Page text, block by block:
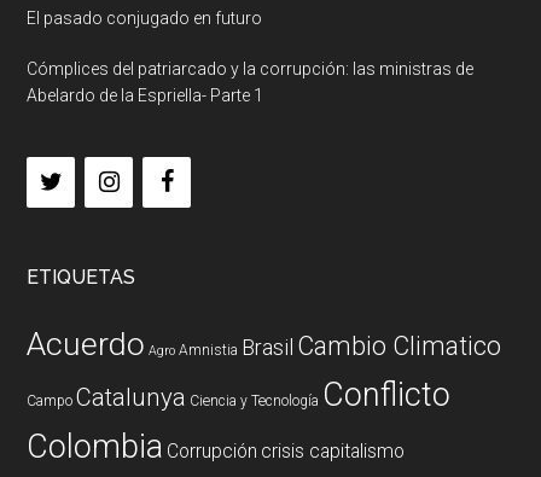
El pasado conjugado en futuro
Cómplices del patriarcado y la corrupción: las ministras de
Abelardo de la Espriella- Parte 1
ETIQUETAS
Acuerdo Agro Amnistia Brasil Cambio Climatico
Campo Catalunya Ciencia y Tecnología Conflicto
Colombia Corrupción crisis capitalismo